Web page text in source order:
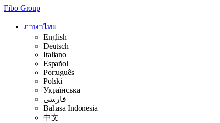
Fibo Group
ภาษาไทย
English
Deutsch
Italiano
Español
Português
Polski
Українська
فارسی
Bahasa Indonesia
中文